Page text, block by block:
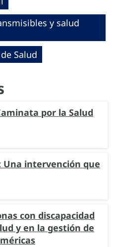
y salud
Salud
por la Salud
intervención que
con discapacidad
y en la gestión de